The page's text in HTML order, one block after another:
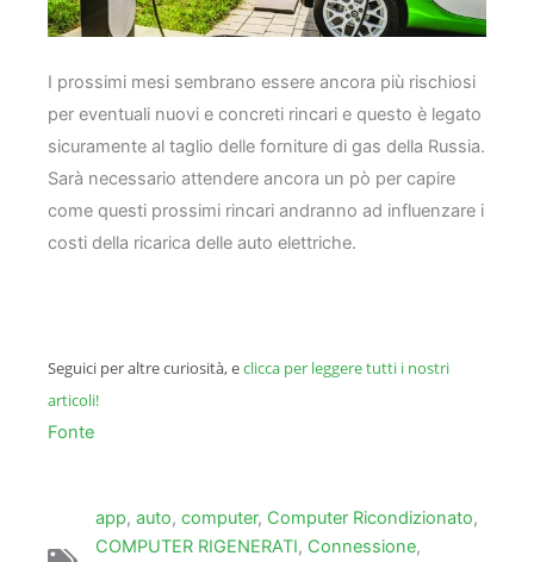
I prossimi mesi sembrano essere ancora più rischiosi
per eventuali nuovi e concreti rincari e questo è legato
sicuramente al taglio delle forniture di gas della Russia.
Sarà necessario attendere ancora un pò per capire
come questi prossimi rincari andranno ad influenzare i
costi della ricarica delle auto elettriche.
Seguici per altre curiosità, eclicca per leggere tutti i nostri
articoli!
Fonte
app, auto, computer, Computer Ricondizionato,
COMPUTER RIGENERATI, Connessione,